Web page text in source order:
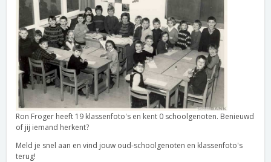
Ron Froger heeft 19 klassenfoto's en kent 0 schoolgenoten. Benieuwd
of jij iemand herkent?
Meld je snel aan en vind jouw oud-schoolgenoten en klassenfoto's
terug!